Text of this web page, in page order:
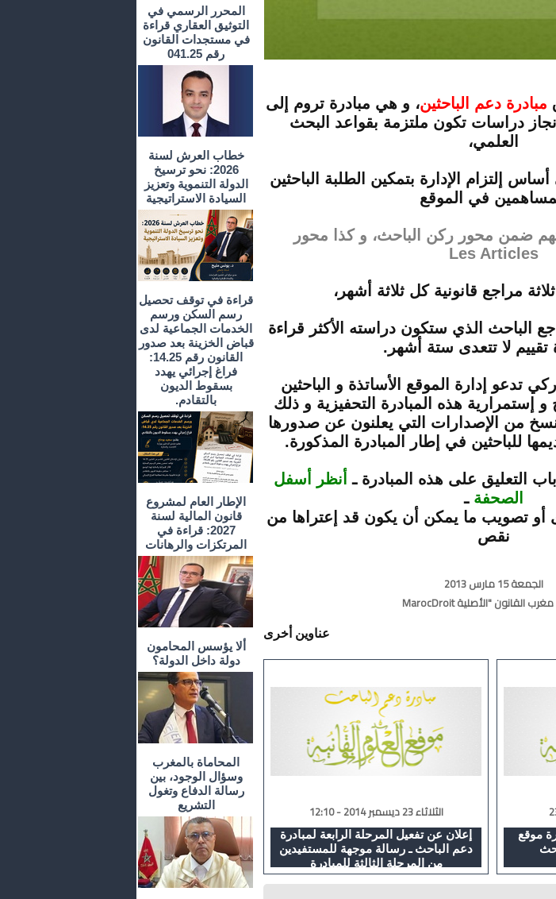
المحرر الرسمي في
التوثيق العقاري قراءة
في مستجدات القانون
رقم 041.25
خطاب العرش لسنة
2026: نحو ترسيخ
الدولة التنموية وتعزيز
السيادة الاستراتيجية
قراءة في توقف تحصيل
رسم السكن ورسم
الخدمات الجماعية لدى
قباض الخزينة بعد صدور
القانون رقم 14.25:
فراغ إجرائي يهدد
بسقوط الديون
بالتقادم.
الإطار العام لمشروع
قانون المالية لسنة
2027: قراءة في
المرتكزات والرهانات
ألا يؤسس المحامون
دولة داخل الدولة؟
المحاماة بالمغرب
وسؤال الوجود، بين
رسالة الدفاع وتغول
التشريع
مبادرة دعم الباحثين، و هي مبادرة تروم إلى
دراسات تكون ملتزمة بقواعد البحث
العلمي،
إلتزام الإدارة بتمكين الطلبة الباحثين
في الموقع
ضمن محور ركن الباحث، و كذا محور
Les Articles
مراجع قانونية كل ثلاثة أشهر،
الباحث الذي ستكون دراسته الأكثر قراءة
لا تتعدى ستة أشهر.
تدعو إدارة الموقع الأساتذة و الباحثين
إستمرارية هذه المبادرة التحفيزية و ذلك
من الإصدارات التي يعلنون عن صدورها
للباحثين في إطار المبادرة المذكورة.
التعليق على هذه المبادرة ـأنظر أسفل
الصحفة ـ
أو تصويب ما يمكن أن يكون قد إعتراها من
نقص
الجمعة 15 مارس 2013
عناوين أخرى
الثلاثاء 23 ديسمبر 2014 - 12:10
إعلان عن تفعيل المرحلة الرابعة لمبادرة
دعم الباحث ـ رسالة موجهة للمستفيدين
من المرحلة الثالثة للمبادرة
موقع